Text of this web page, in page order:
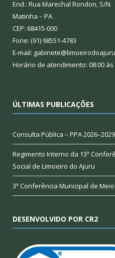
End.: Rua Marechal Rondon, S/N
Matinha – PA
CEP: 68415-000
Fone: (91) 98551-4783
E-mail:
Horário de atendimento: 08:00 às
ÚLTIMAS PUBLICAÇÕES
Consulta Pública – PPA
Regimento Interno da 13ª
Social de Limoeiro do Ajuru
3ª Conferência Municipal de
DESENVOLVIDO POR CR2